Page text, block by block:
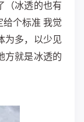
（冰透的也有
个标准 我觉
为多，以少见
方就是冰透的